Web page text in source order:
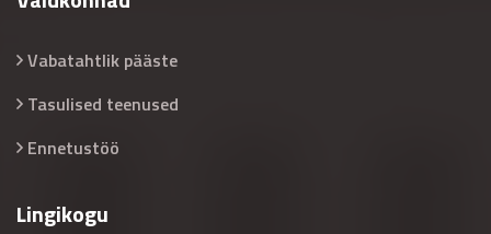
Vabatahtlik pääste
Tasulised teenused
Ennetustöö
Lingikogu